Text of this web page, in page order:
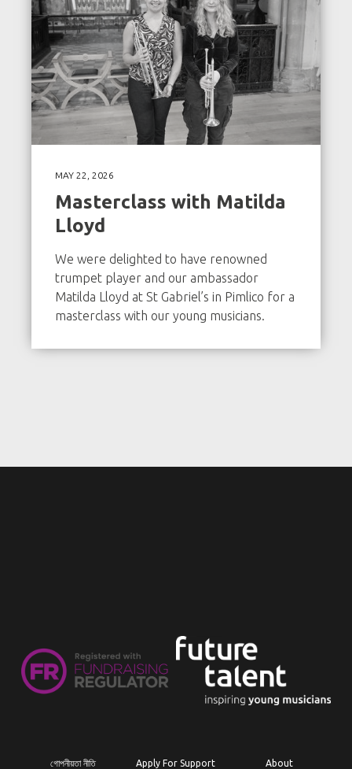
MAY 22, 2026
Masterclass with Matilda
Lloyd
We were delighted to have renowned
trumpet player and our ambassador
Matilda Lloyd at St Gabriel’s in Pimlico for a
masterclass with our young musicians.
গোপনীয়তা নীতি Apply For Support About